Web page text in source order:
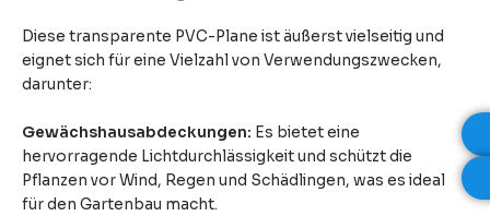
Diese transparente PVC-Plane ist äußerst vielseitig und
eignet sich für eine Vielzahl von Verwendungszwecken,
darunter:
Gewächshausabdeckungen: Es bietet eine
hervorragende Lichtdurchlässigkeit und schützt die
Pflanzen vor Wind, Regen und Schädlingen, was es ideal
für den Gartenbau macht.